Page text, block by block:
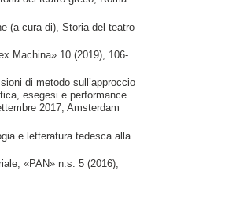
(a cura di), Storia del teatro
Machina» 10 (2019), 106-
di metodo sull’approccio
esegesi e performance
2017, Amsterdam
e letteratura tedesca alla
«PAN» n.s. 5 (2016),